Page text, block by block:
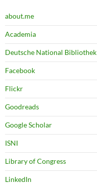
about.me
Academia
Deutsche National Bibliothek
Facebook
Flickr
Goodreads
Google Scholar
ISNI
Library of Congress
LinkedIn